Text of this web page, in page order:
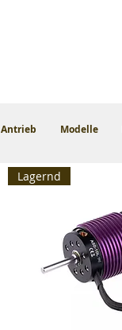
Antrieb Modelle
Lagernd